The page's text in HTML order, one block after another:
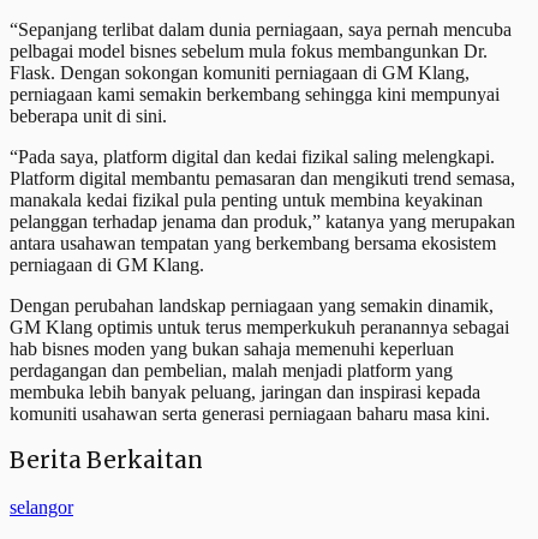
“Sepanjang terlibat dalam dunia perniagaan, saya pernah mencuba
pelbagai model bisnes sebelum mula fokus membangunkan Dr.
Flask. Dengan sokongan komuniti perniagaan di GM Klang,
perniagaan kami semakin berkembang sehingga kini mempunyai
beberapa unit di sini.
“Pada saya, platform digital dan kedai fizikal saling melengkapi.
Platform digital membantu pemasaran dan mengikuti trend semasa,
manakala kedai fizikal pula penting untuk membina keyakinan
pelanggan terhadap jenama dan produk,” katanya yang merupakan
antara usahawan tempatan yang berkembang bersama ekosistem
perniagaan di GM Klang.
Dengan perubahan landskap perniagaan yang semakin dinamik,
GM Klang optimis untuk terus memperkukuh peranannya sebagai
hab bisnes moden yang bukan sahaja memenuhi keperluan
perdagangan dan pembelian, malah menjadi platform yang
membuka lebih banyak peluang, jaringan dan inspirasi kepada
komuniti usahawan serta generasi perniagaan baharu masa kini.
Berita Berkaitan
selangor